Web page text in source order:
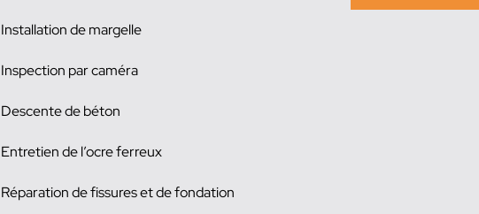
Installation de margelle
Inspection par caméra
Descente de béton
Entretien de l’ocre ferreux
Réparation de fissures et de fondation